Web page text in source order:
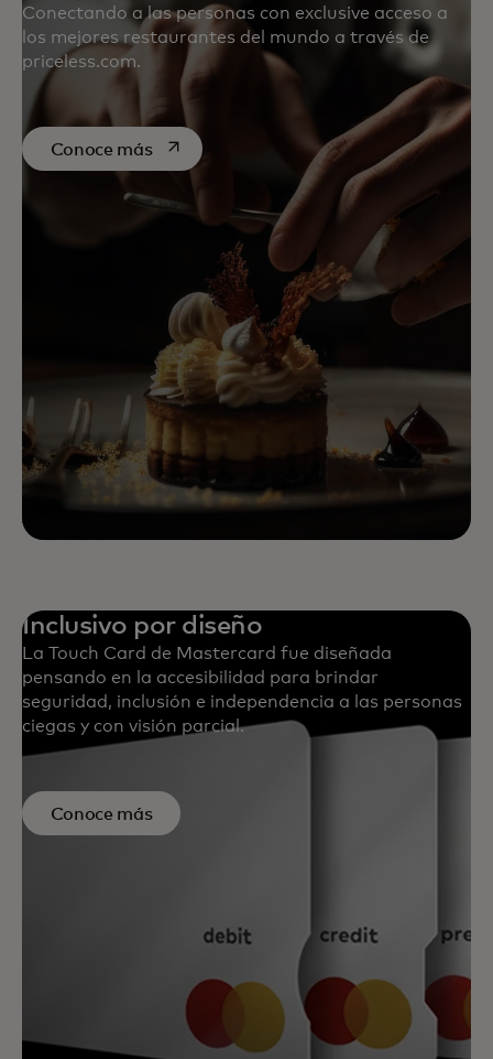
Conectando a las personas con exclusive acceso a
los mejores restaurantes del mundo a través de
priceless.com.
Conoce másse abre en una pestaña nueva
Inclusivo por diseño
La Touch Card de Mastercard fue diseñada
pensando en la accesibilidad para brindar
seguridad, inclusión e independencia a las personas
ciegas y con visión parcial.
Conoce más